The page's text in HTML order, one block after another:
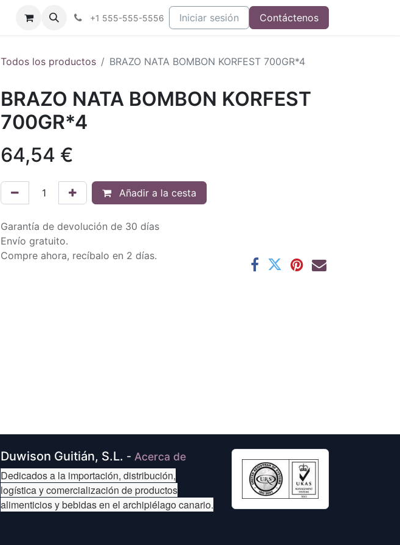
Blog Contáctenos
+1 555-555-5556 Iniciar sesión Contáctenos
Todos los productos BRAZO NATA BOMBON KORFEST 700GR*4
BRAZO NATA BOMBON KORFEST
700GR*4
64,54 €
Añadir a la cesta
Garantía de devolución de 30 días
Envío gratuito.
Compre ahora, recíbalo en 2 días.
Duwison Guitián, S.L. - Acerca de
Dedicados a la importación, distribución,
logística y comercialización de productos
alimenticios y bebidas en el archipiélago canario.